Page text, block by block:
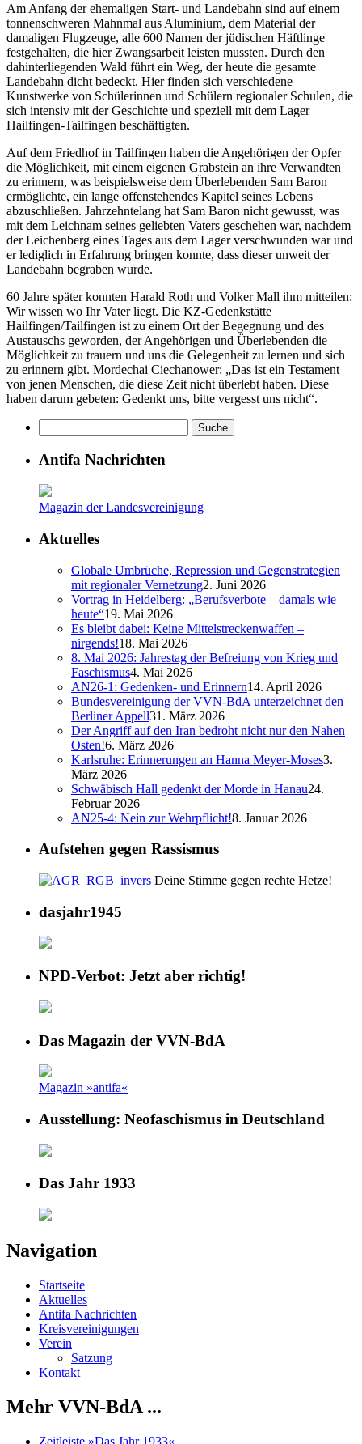
Am Anfang der ehemaligen Start- und Landebahn sind auf einem
tonnenschweren Mahnmal aus Aluminium, dem Material der
damaligen Flugzeuge, alle 600 Namen der jüdischen Häftlinge
festgehalten, die hier Zwangsarbeit leisten mussten. Durch den
dahinterliegenden Wald führt ein Weg, der heute die gesamte
Landebahn dicht bedeckt. Hier finden sich verschiedene
Kunstwerke von Schülerinnen und Schülern regionaler Schulen, die
sich intensiv mit der Geschichte und speziell mit dem Lager
Hailfingen-Tailfingen beschäftigten.
Auf dem Friedhof in Tailfingen haben die Angehörigen der Opfer
die Möglichkeit, mit einem eigenen Grabstein an ihre Verwandten
zu erinnern, was beispielsweise dem Überlebenden Sam Baron
ermöglichte, ein lange offenstehendes Kapitel seines Lebens
abzuschließen. Jahrzehntelang hat Sam Baron nicht gewusst, was
mit dem Leichnam seines geliebten Vaters geschehen war, nachdem
der Leichenberg eines Tages aus dem Lager verschwunden war und
er lediglich in Erfahrung bringen konnte, dass dieser unweit der
Landebahn begraben wurde.
60 Jahre später konnten Harald Roth und Volker Mall ihm mitteilen:
Wir wissen wo Ihr Vater liegt. Die KZ-Gedenkstätte
Hailfingen/Tailfingen ist zu einem Ort der Begegnung und des
Austauschs geworden, der Angehörigen und Überlebenden die
Möglichkeit zu trauern und uns die Gelegenheit zu lernen und sich
zu erinnern gibt. Mordechai Ciechanower: „Das ist ein Testament
von jenen Menschen, die diese Zeit nicht überlebt haben. Diese
haben darum gebeten: Gedenkt uns, bitte vergesst uns nicht“.
Antifa Nachrichten
Magazin der Landesvereinigung
Aktuelles
Globale Umbrüche, Repression und Gegenstrategien
mit regionaler Vernetzung2. Juni 2026
Vortrag in Heidelberg: „Berufsverbote – damals wie
heute“19. Mai 2026
Es bleibt dabei: Keine Mittelstreckenwaffen –
nirgends!18. Mai 2026
8. Mai 2026: Jahrestag der Befreiung von Krieg und
Faschismus4. Mai 2026
AN26-1: Gedenken- und Erinnern14. April 2026
Bundesvereinigung der VVN-BdA unterzeichnet den
Berliner Appell31. März 2026
Der Angriff auf den Iran bedroht nicht nur den Nahen
Osten!6. März 2026
Karlsruhe: Erinnerungen an Hanna Meyer-Moses3.
März 2026
Schwäbisch Hall gedenkt der Morde in Hanau24.
Februar 2026
AN25-4: Nein zur Wehrpflicht!8. Januar 2026
Aufstehen gegen Rassismus
Deine Stimme gegen rechte Hetze!
dasjahr1945
NPD-Verbot: Jetzt aber richtig!
Das Magazin der VVN-BdA
Magazin »antifa«
Ausstellung: Neofaschismus in Deutschland
Das Jahr 1933
Navigation
Startseite
Aktuelles
Antifa Nachrichten
Kreisvereinigungen
Verein
Satzung
Kontakt
Mehr VVN-BdA ...
Zeitleiste »Das Jahr 1933«